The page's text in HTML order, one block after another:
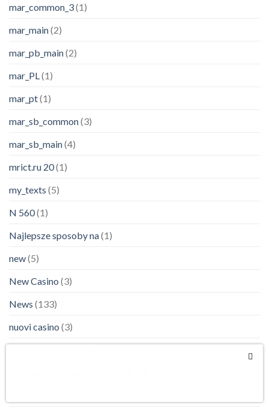
mar_common_3(1)
mar_main(2)
mar_pb_main(2)
mar_PL(1)
mar_pt(1)
mar_sb_common(3)
mar_sb_main(4)
mrict.ru 20(1)
my_texts (5)
N 560(1)
Najlepsze sposoby na(1)
new(5)
New Casino (3)
News (133)
nuovi casino (3)